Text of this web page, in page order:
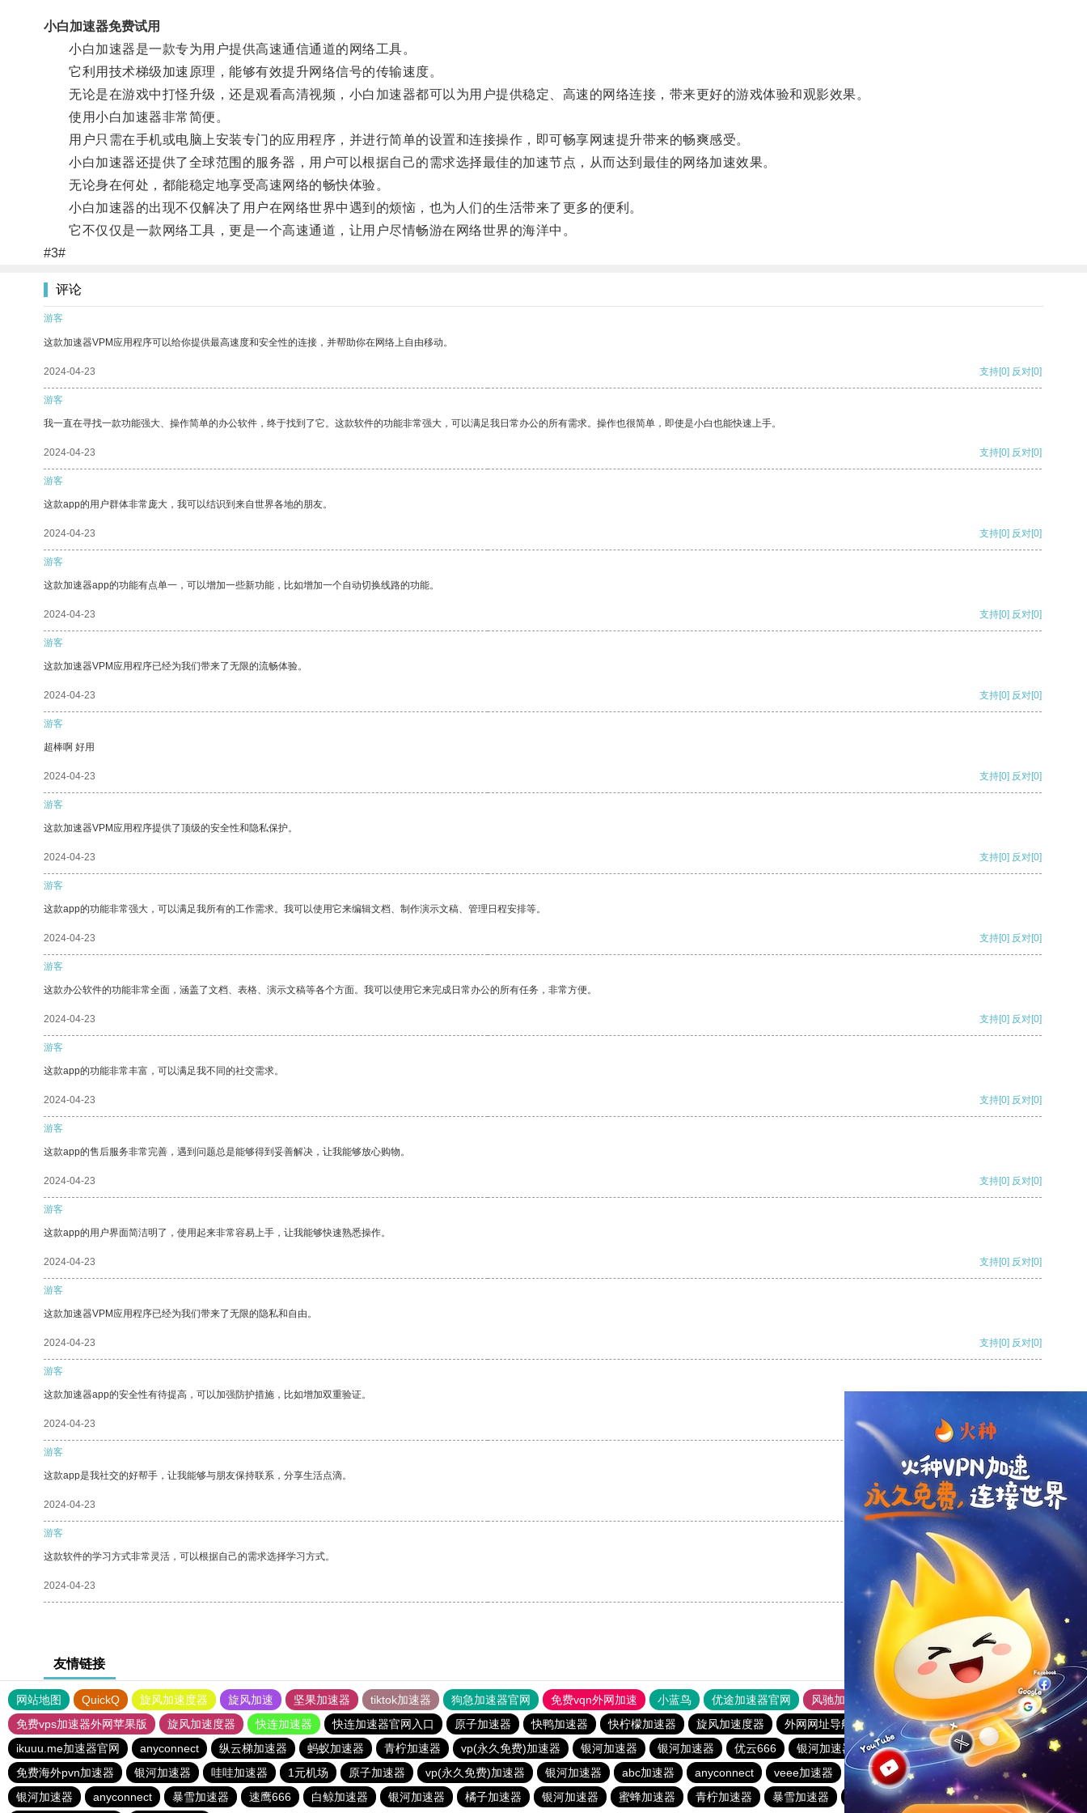
小白加速器免费试用
小白加速器是一款专为用户提供高速通信通道的网络工具。
它利用技术梯级加速原理，能够有效提升网络信号的传输速度。
无论是在游戏中打怪升级，还是观看高清视频，小白加速器都可以为用户提供稳定、高速的网络连接，带来更好的游戏体验和观影效果。
使用小白加速器非常简便。
用户只需在手机或电脑上安装专门的应用程序，并进行简单的设置和连接操作，即可畅享网速提升带来的畅爽感受。
小白加速器还提供了全球范围的服务器，用户可以根据自己的需求选择最佳的加速节点，从而达到最佳的网络加速效果。
无论身在何处，都能稳定地享受高速网络的畅快体验。
小白加速器的出现不仅解决了用户在网络世界中遇到的烦恼，也为人们的生活带来了更多的便利。
它不仅仅是一款网络工具，更是一个高速通道，让用户尽情畅游在网络世界的海洋中。
#3#
评论
游客
这款加速器VPM应用程序可以给你提供最高速度和安全性的连接，并帮助你在网络上自由移动。
2024-04-23 支持[0] 反对[0]
游客
我一直在寻找一款功能强大、操作简单的办公软件，终于找到了它。这款软件的功能非常强大，可以满足我日常办公的所有需求。操作也很简单，即使是小白也能快速上手。
2024-04-23 支持[0] 反对[0]
游客
这款app的用户群体非常庞大，我可以结识到来自世界各地的朋友。
2024-04-23 支持[0] 反对[0]
游客
这款加速器app的功能有点单一，可以增加一些新功能，比如增加一个自动切换线路的功能。
2024-04-23 支持[0] 反对[0]
游客
这款加速器VPM应用程序已经为我们带来了无限的流畅体验。
2024-04-23 支持[0] 反对[0]
游客
超棒啊 好用
2024-04-23 支持[0] 反对[0]
游客
这款加速器VPM应用程序提供了顶级的安全性和隐私保护。
2024-04-23 支持[0] 反对[0]
游客
这款app的功能非常强大，可以满足我所有的工作需求。我可以使用它来编辑文档、制作演示文稿、管理日程安排等。
2024-04-23 支持[0] 反对[0]
游客
这款办公软件的功能非常全面，涵盖了文档、表格、演示文稿等各个方面。我可以使用它来完成日常办公的所有任务，非常方便。
2024-04-23 支持[0] 反对[0]
游客
这款app的功能非常丰富，可以满足我不同的社交需求。
2024-04-23 支持[0] 反对[0]
游客
这款app的售后服务非常完善，遇到问题总是能够得到妥善解决，让我能够放心购物。
2024-04-23 支持[0] 反对[0]
游客
这款app的用户界面简洁明了，使用起来非常容易上手，让我能够快速熟悉操作。
2024-04-23 支持[0] 反对[0]
游客
这款加速器VPM应用程序已经为我们带来了无限的隐私和自由。
2024-04-23 支持[0] 反对[0]
游客
这款加速器app的安全性有待提高，可以加强防护措施，比如增加双重验证。
2024-04-23 支持
游客
这款app是我社交的好帮手，让我能够与朋友保持联系，分享生活点滴。
2024-04-23 支持[0] 反对[0]
游客
这款软件的学习方式非常灵活，可以根据自己的需求选择学习方式。
2024-04-23 支持[0] 反对[0]
友情链接
网站地图 QuickQ 旋风加速度器 旋风加速 坚果加速器 tiktok加速器 狗急加速器官网 免费vqn外网加速 小蓝鸟 优途加速器官网 风驰加速器
旋风加速器
免费vps加速器外网苹果版
旋风加速度器 快连加速器 快连加速器官网入口 原子加速器 快鸭加速器 快柠檬加速器 旋风加速度器 外网网址导航 软件中心
银河加速器
ikuuu.me加速器官网
anyconnect 纵云梯加速器 蚂蚁加速器 青柠加速器 vp(永久免费)加速器 银河加速器 银河加速器 优云666 银河加速器 银河加速器
1元机场
免费海外pvn加速器
银河加速器 哇哇加速器 1元机场 原子加速器 vp(永久免费)加速器 银河加速器 abc加速器 anyconnect veee加速器 anyconnect
番石榴加速器
银河加速器
anyconnect 暴雪加速器 速鹰666 白鲸加速器 银河加速器 橘子加速器 银河加速器 蜜蜂加速器 青柠加速器 暴雪加速器 银河加速器 银河加速器 暴雪加速器